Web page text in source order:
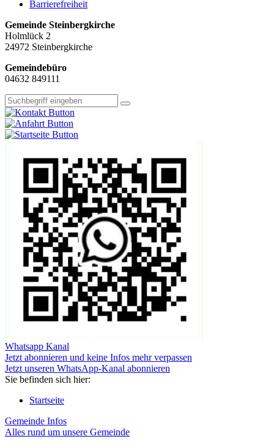
Barrierefreiheit
Gemeinde Steinbergkirche
Holmlück 2
24972 Steinbergkirche
Gemeindebüro
04632 849111
Whatsapp Kanal
Jetzt abonnieren und keine Infos mehr verpassen
Jetzt unseren WhatsApp-Kanal abonnieren
Sie befinden sich hier:
Startseite
Gemeinde Infos
Alles rund um unsere Gemeinde